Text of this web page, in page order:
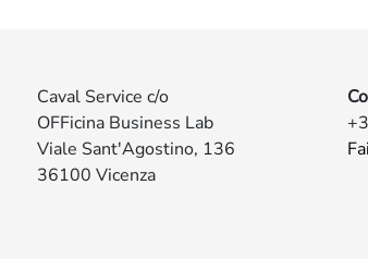
Caval Service c/o
OFFicina Business Lab
Viale Sant'Agostino, 136
36100 Vicenza